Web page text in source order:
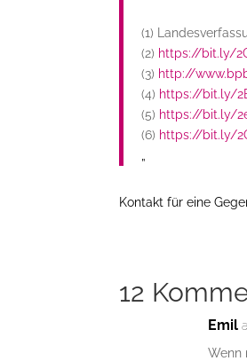
(1)
(2) https://bit.ly/
(3) http://
(4) https://bit.ly/
(5) https://bit.ly/
(6) https://bit.ly/
Kontakt für eine
12
Emil
Wenn